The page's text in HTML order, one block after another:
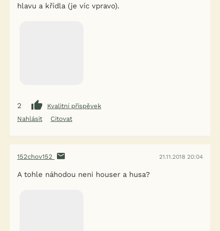
hlavu a křídla (je víc vpravo).
2
Kvalitní příspěvek
Nahlásit
Citovat
152chov152 21.11.2018 20:04
A tohle náhodou neni houser a husa?